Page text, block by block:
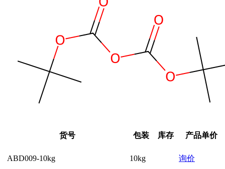
货号 包装 库存 产品单价
ABD009-10kg 10kg 询价